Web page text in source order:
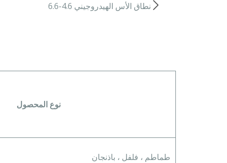
نطاق الأس الهيدروجيني 4.6-6.6
نوع المحصول
طماطم ، فلفل ، باذنجان